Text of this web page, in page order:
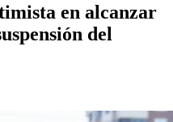
en alcanzar
del